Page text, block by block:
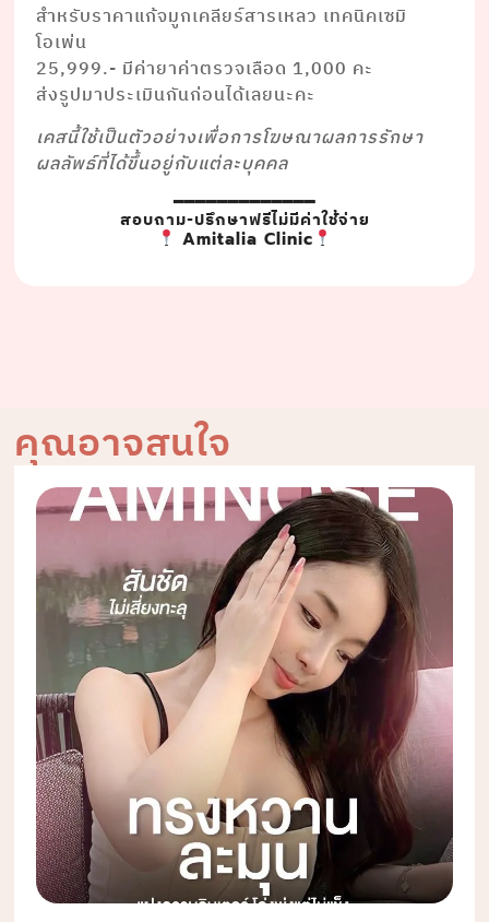
สำหรับราคาแก้จมูกเคลียร์สารเหลว เทคนิคเซมิ
โอเพ่น
25,999.- มีค่ายาค่าตรวจเลือด 1,000 คะ
ส่งรูปมาประเมินกันก่อนได้เลยนะคะ
เคสนี้ใช้เป็นตัวอย่างเพื่อการโฆษณาผลการรักษา
ผลลัพธ์ที่ได้ขึ้นอยู่กับแต่ละบุคคล
━━━━━━━━━━━━━
สอบถาม-ปรึกษาฟรีไม่มีค่าใช้จ่าย
Amitalia Clinic
คุณอาจสนใจ